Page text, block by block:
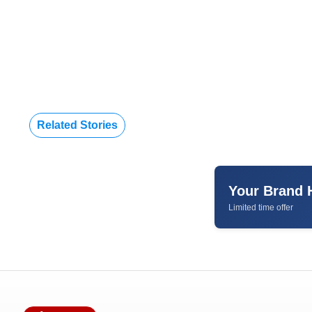
Related Stories
Your Brand
Limited time offer